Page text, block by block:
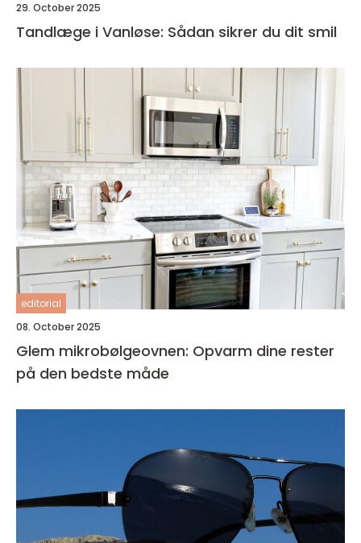
29. October 2025
Tandlæge i Vanløse: Sådan sikrer du dit smil
editorial
08. October 2025
Glem mikrobølgeovnen: Opvarm dine rester
på den bedste måde